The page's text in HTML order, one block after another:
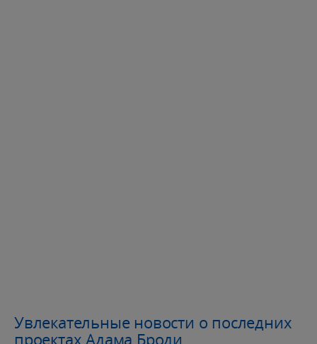
Увлекательные новости о последних
проектах Адама Броди